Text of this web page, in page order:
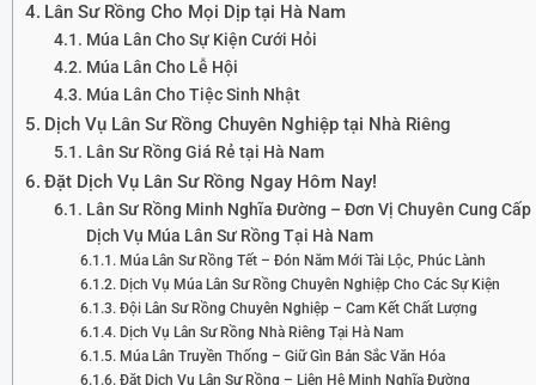
Lân Sư Rồng Cho Mọi Dịp tại Hà Nam
Múa Lân Cho Sự Kiện Cưới Hỏi
Múa Lân Cho Lễ Hội
Múa Lân Cho Tiệc Sinh Nhật
Dịch Vụ Lân Sư Rồng Chuyên Nghiệp tại Nhà Riêng
Lân Sư Rồng Giá Rẻ tại Hà Nam
Đặt Dịch Vụ Lân Sư Rồng Ngay Hôm Nay!
Lân Sư Rồng Minh Nghĩa Đường – Đơn Vị Chuyên Cung Cấp
Dịch Vụ Múa Lân Sư Rồng Tại Hà Nam
Múa Lân Sư Rồng Tết – Đón Năm Mới Tài Lộc, Phúc Lành
Dịch Vụ Múa Lân Sư Rồng Chuyên Nghiệp Cho Các Sự Kiện
Đội Lân Sư Rồng Chuyên Nghiệp – Cam Kết Chất Lượng
Dịch Vụ Lân Sư Rồng Nhà Riêng Tại Hà Nam
Múa Lân Truyền Thống – Giữ Gìn Bản Sắc Văn Hóa
Đặt Dịch Vụ Lân Sư Rồng – Liên Hệ Minh Nghĩa Đường